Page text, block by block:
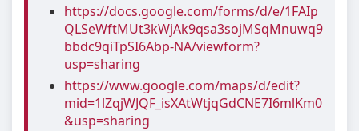
https://docs.google.com/forms/d/e/1FAIp
QLSeWftMUt3kWjAk9qsa3sojMSqMnuwq9
bbdc9qiTpSI6Abp-NA/viewform?
usp=sharing
https://www.google.com/maps/d/edit?
mid=1lZqjWJQF_isXAtWtjqGdCNE7I6mlKm0
&usp=sharing